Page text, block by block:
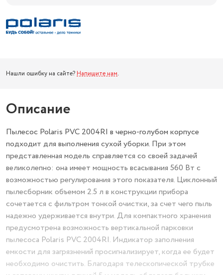
Нашли ошибку на сайте? Напишите нам.
Описание
Пылесос Polaris PVC 2004RI в черно-голубом корпусе
подходит для выполнения сухой уборки. При этом
представленная модель справляется со своей задачей
великолепно: она имеет мощность всасывания 560 Вт с
возможностью регулирования этого показателя. Циклонный
пылесборник объемом 2.5 л в конструкции прибора
сочетается с фильтром тонкой очистки, за счет чего пыль
надежно удерживается внутри. Для компактного хранения
предусмотрена возможность вертикальной парковки
пылесоса Polaris PVC 2004RI. Индикатор заполнения
емкости для загрязнений просигнализирует, когда ее будет
необходимо очистить. Благодаря телескопической трубке